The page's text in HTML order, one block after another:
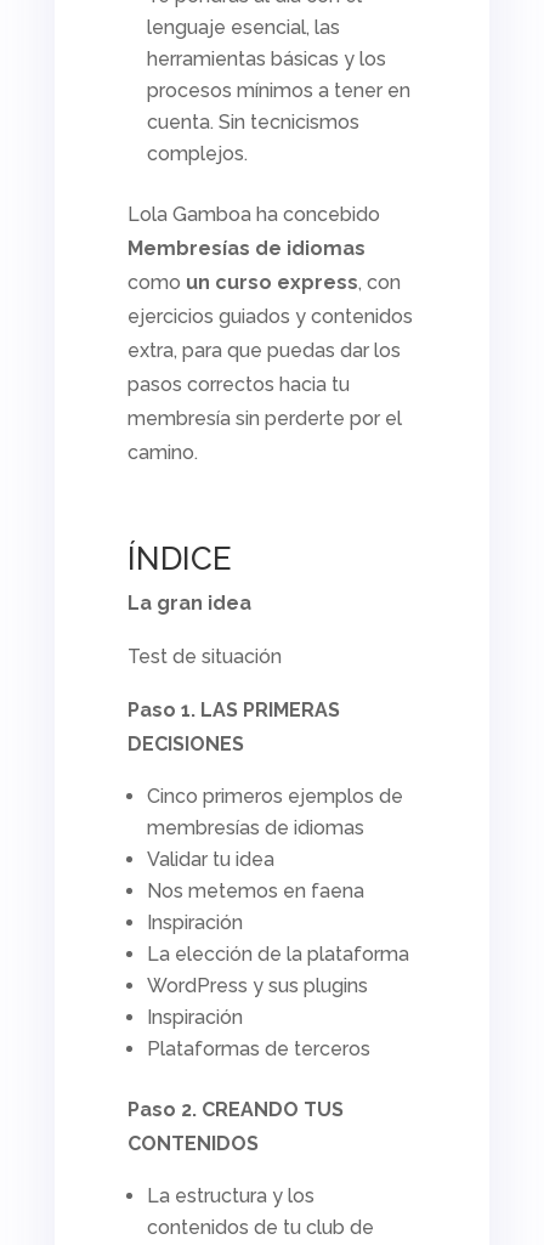
lenguaje esencial, las
herramientas básicas y los
procesos mínimos a tener en
cuenta. Sin tecnicismos
complejos.
Lola Gamboa ha concebido
Membresías de idiomas
como un curso express, con
ejercicios guiados y contenidos
extra, para que puedas dar los
pasos correctos hacia tu
membresía sin perderte por el
camino.
ÍNDICE
La gran idea
Test de situación
Paso 1. LAS PRIMERAS
DECISIONES
Cinco primeros ejemplos de
membresías de idiomas
Validar tu idea
Nos metemos en faena
Inspiración
La elección de la plataforma
WordPress y sus plugins
Inspiración
Plataformas de terceros
Paso 2. CREANDO TUS
CONTENIDOS
La estructura y los
contenidos de tu club de